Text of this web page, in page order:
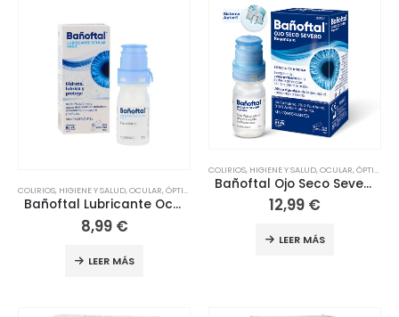
COLIRIOS, HIGIENE Y SALUD,OCULAR,ÓPTICA
Bañoftal Lubricante Ocular Basic
8,99 €
LEER MÁS
COLIRIOS, HIGIENE Y SALUD,OCULAR,ÓPTICA
Bañoftal Ojo Seco Severo
12,99 €
LEER MÁS